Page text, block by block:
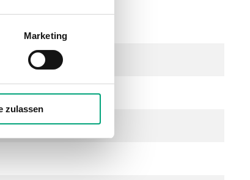
Marketing
zulassen